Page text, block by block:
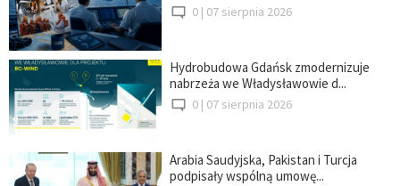
0 | 07 sierpnia 2026
Hydrobudowa Gdańsk zmodernizuje
nabrzeża we Władysławowie d...
0 | 07 sierpnia 2026
Arabia Saudyjska, Pakistan i Turcja
podpisały wspólną umowę...